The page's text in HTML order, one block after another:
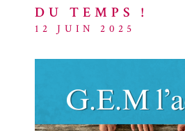
DU TEMPS !
12 JUIN 2025